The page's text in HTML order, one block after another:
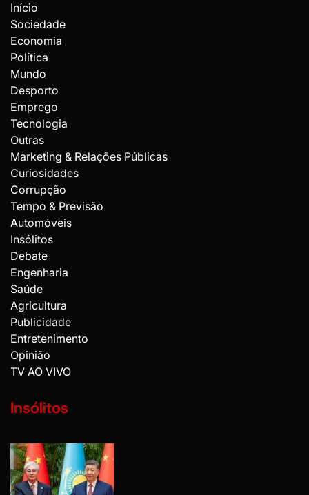
Início
Sociedade
Economia
Política
Mundo
Desporto
Emprego
Tecnologia
Outras
Marketing & Relações Públicas
Curiosidades
Corrupção
Tempo & Previsão
Automóveis
Insólitos
Debate
Engenharia
Saúde
Agricultura
Publicidade
Entretenimento
Opinião
TV AO VIVO
Insólitos